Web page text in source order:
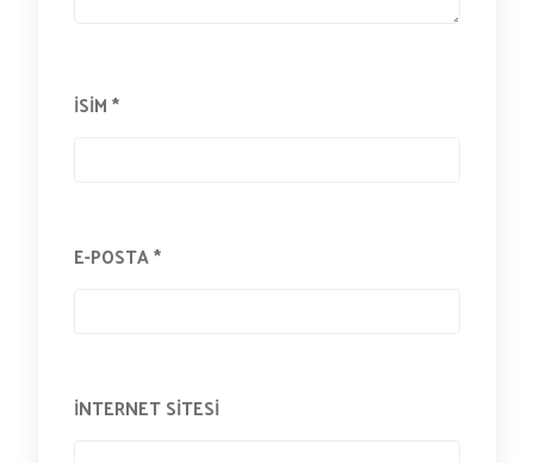
İSIM*
E-POSTA*
İNTERNET SITESI